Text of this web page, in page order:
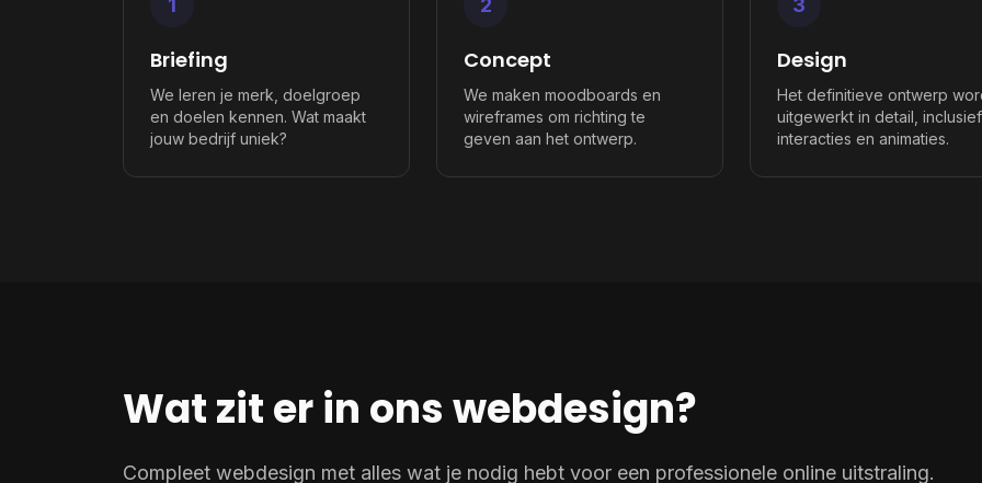
1
Briefing
We leren je merk, doelgroep
en doelen kennen. Wat maakt
jouw bedrijf uniek?
2
Concept
We maken moodboards en
wireframes om richting te
geven aan het ontwerp.
3
Design
Het definitieve ontwerp
uitgewerkt in detail, inclusief
interacties en animaties.
Wat zit er in ons webdesign?
Compleet webdesign met alles wat je nodig hebt voor een professionele online uitstraling.